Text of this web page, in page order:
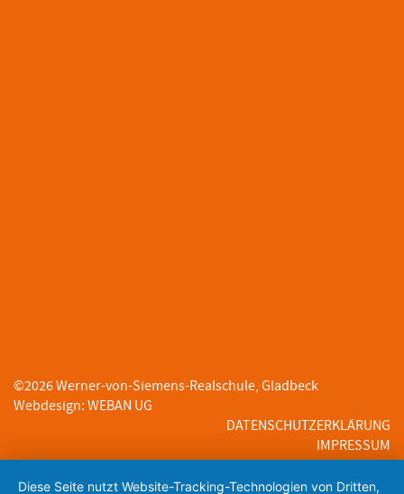
©2026Werner-von-Siemens-Realschule, Gladbeck
Webdesign: WEBAN UG
DATENSCHUTZERKLÄRUNG
IMPRESSUM
Diese Seite nutzt Website-Tracking-Technologien von Dritten,